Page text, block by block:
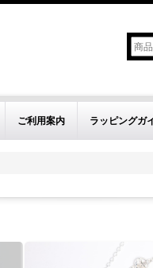
ご利用案内 ラッピングガ